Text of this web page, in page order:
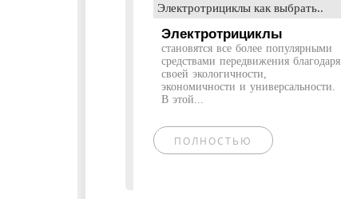
Электротрициклы как выбрать..
Электротрициклы
становятся все более популярными
средствами передвижения благодаря
своей экологичности,
экономичности и универсальности.
В этой...
ПОЛНОСТЬЮ